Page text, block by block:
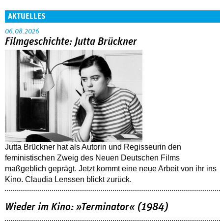
AKTUELLES
06.08.2026
Filmgeschichte: Jutta Brückner
Jutta Brückner hat als Autorin und Regisseurin den
feministischen Zweig des Neuen Deutschen Films
maßgeblich geprägt. Jetzt kommt eine neue Arbeit von ihr ins
Kino. Claudia Lenssen blickt zurück.
Wieder im Kino: »Terminator« (1984)